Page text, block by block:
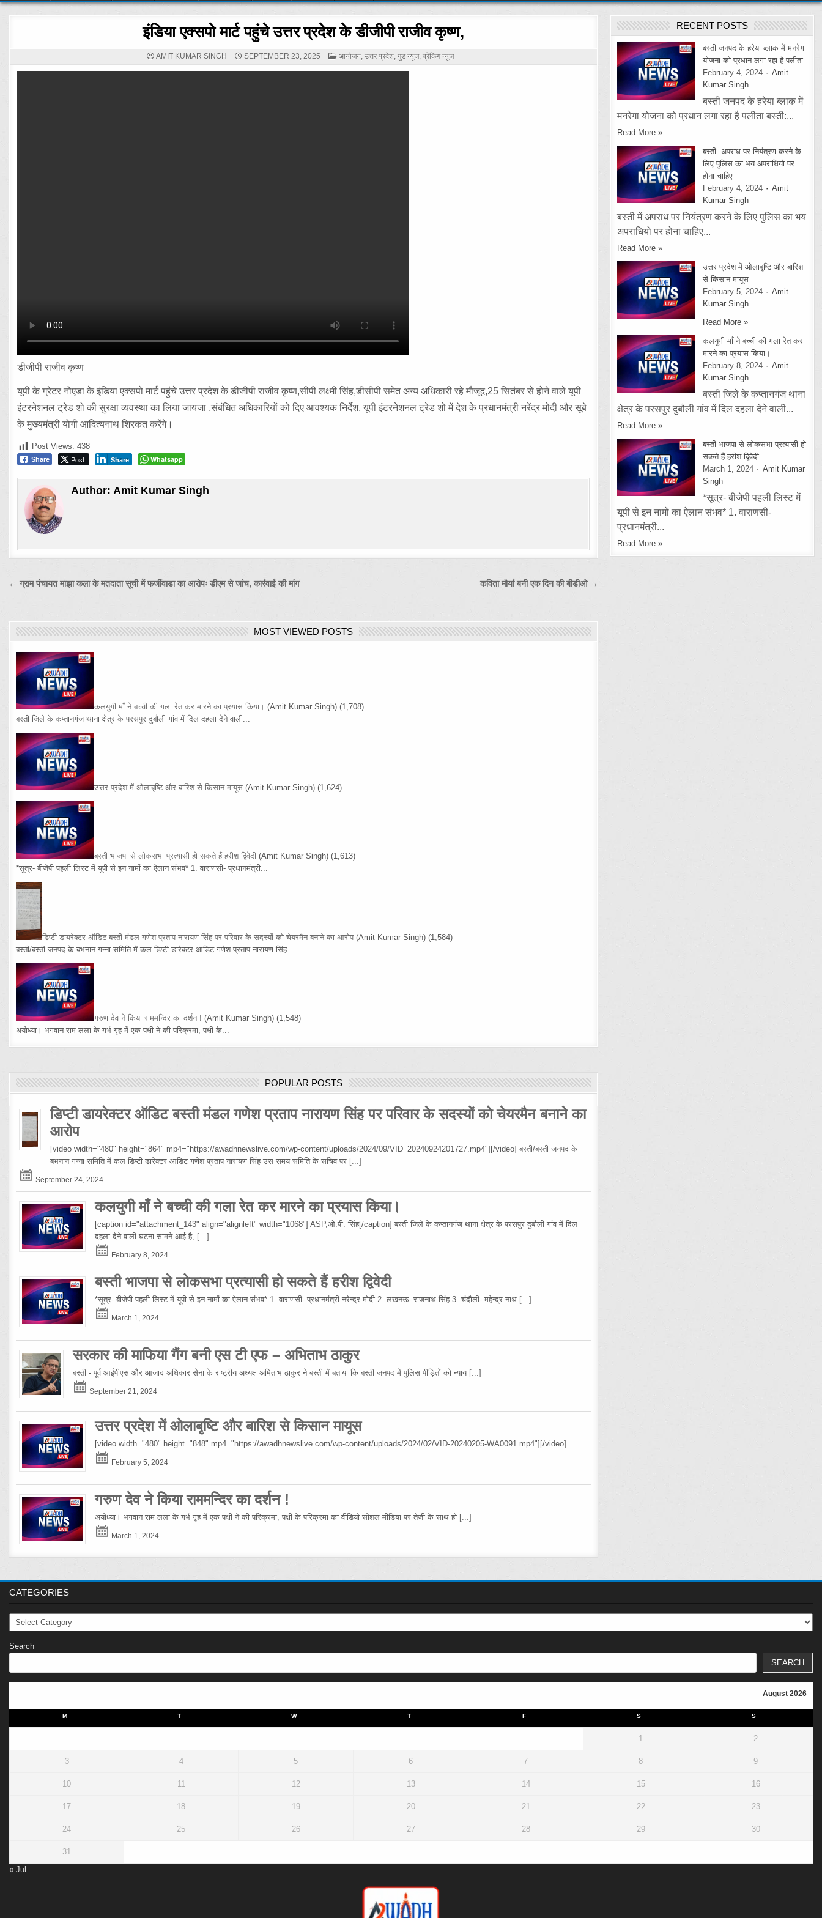
इंडिया एक्सपो मार्ट पहुंचे उत्तर प्रदेश के डीजीपी राजीव कृष्ण,
AMIT KUMAR SINGH SEPTEMBER 23, 2025
POSTED
IN
आयोजन, उत्तर प्रदेश, गुड न्यूज, ब्रेकिंग न्यूज़
डीजीपी राजीव कृष्ण
यूपी के ग्रेटर नोएडा के इंडिया एक्सपो मार्ट पहुंचे उत्तर प्रदेश के डीजीपी राजीव कृष्ण,सीपी लक्ष्मी सिंह,डीसीपी समेत अन्य अधिकारी रहे मौजूद,25 सितंबर से होने वाले यूपी
इंटरनेशनल ट्रेड शो की सुरक्षा व्यवस्था का लिया जायजा ,संबंधित अधिकारियों को दिए आवश्यक निर्देश, यूपी इंटरनेशनल ट्रेड शो में देश के प्रधानमंत्री नरेंद्र मोदी और सूबे
के मुख्यमंत्री योगी आदित्यनाथ शिरकत करेंगे।
Post Views: 438
Share Post Share Whatsapp
Author:Amit Kumar Singh
Post
कविता मौर्या बनी एक दिन की बीडीओ →
← ग्राम पंचायत माझा कला के मतदाता सूची में फर्जीवाडा का आरोपः डीएम से जांच, कार्रवाई की मांग
MOST VIEWED POSTS
कलयुगी माँ ने बच्ची की गला रेत कर मारने का प्रयास किया। (Amit Kumar Singh) (1,708)
बस्ती जिले के कप्तानगंज थाना क्षेत्र के परसपुर दुबौली गांव में दिल दहला देने वाली...
उत्तर प्रदेश में ओलाबृष्टि और बारिश से किसान मायूस (Amit Kumar Singh) (1,624)
बस्ती भाजपा से लोकसभा प्रत्यासी हो सकते हैं हरीश द्विवेदी (Amit Kumar Singh) (1,613)
*सूत्र- बीजेपी पहली लिस्ट में यूपी से इन नामों का ऐलान संभव* 1. वाराणसी- प्रधानमंत्री...
डिप्टी डायरेक्टर ऑडिट बस्ती मंडल गणेश प्रताप नारायण सिंह पर परिवार के सदस्यों को चेयरमैन बनाने का आरोप (Amit Kumar Singh) (1,584)
बस्ती/बस्ती जनपद के बभनान गन्ना समिति में कल डिप्टी डारेक्टर आडिट गणेश प्रताप नारायण सिंह...
गरुण देव ने किया राममन्दिर का दर्शन ! (Amit Kumar Singh) (1,548)
अयोध्या। भगवान राम लला के गर्भ गृह में एक पक्षी ने की परिक्रमा, पक्षी के...
POPULAR POSTS
डिप्टी डायरेक्टर ऑडिट बस्ती मंडल गणेश प्रताप नारायण सिंह पर परिवार के सदस्यों को चेयरमैन बनाने का
आरोप
[video width="480" height="864" mp4="https://awadhnewslive.com/wp-content/uploads/2024/09/VID_20240924201727.mp4"][/video] बस्ती/बस्ती जनपद के
बभनान गन्ना समिति में कल डिप्टी डारेक्टर आडिट गणेश प्रताप नारायण सिंह उस समय समिति के सचिव पर [...]
September 24, 2024
कलयुगी माँ ने बच्ची की गला रेत कर मारने का प्रयास किया।
[caption id="attachment_143" align="alignleft" width="1068"] ASP,ओ.पी. सिंह[/caption] बस्ती जिले के कप्तानगंज थाना क्षेत्र के परसपुर दुबौली गांव में दिल
दहला देने वाली घटना सामने आई है, [...]
February 8, 2024
बस्ती भाजपा से लोकसभा प्रत्यासी हो सकते हैं हरीश द्विवेदी
*सूत्र- बीजेपी पहली लिस्ट में यूपी से इन नामों का ऐलान संभव* 1. वाराणसी- प्रधानमंत्री नरेन्द्र मोदी 2. लखनऊ- राजनाथ सिंह 3. चंदौली- महेन्द्र नाथ [...]
March 1, 2024
सरकार की माफिया गैंग बनी एस टी एफ – अभिताभ ठाकुर
बस्ती - पूर्व आईपीएस और आजाद अधिकार सेना के राष्ट्रीय अध्यक्ष अमिताभ ठाकुर ने बस्ती में बताया कि बस्ती जनपद में पुलिस पीड़ितों को न्याय [...]
September 21, 2024
उत्तर प्रदेश में ओलाबृष्टि और बारिश से किसान मायूस
[video width="480" height="848" mp4="https://awadhnewslive.com/wp-content/uploads/2024/02/VID-20240205-WA0091.mp4"][/video]
February 5, 2024
गरुण देव ने किया राममन्दिर का दर्शन !
अयोध्या। भगवान राम लला के गर्भ गृह में एक पक्षी ने की परिक्रमा, पक्षी के परिक्रमा का वीडियो सोशल मीडिया पर तेजी के साथ हो [...]
March 1, 2024
RECENT POSTS
बस्ती जनपद के हरेया ब्लाक में मनरेगा
योजना को प्रधान लगा रहा है पलीता
February 4, 2024
Amit
Kumar Singh
बस्ती जनपद के हरेया ब्लाक में
मनरेगा योजना को प्रधान लगा रहा है पलीता बस्ती:...
Read More »
बस्ती: अपराध पर नियंत्रण करने के
लिए पुलिस का भय अपराधियो पर
होना चाहिए
February 4, 2024
Amit
Kumar Singh
बस्ती में अपराध पर नियंत्रण करने के लिए पुलिस का भय
अपराधियो पर होना चाहिए...
Read More »
उत्तर प्रदेश में ओलाबृष्टि और बारिश
से किसान मायूस
February 5, 2024
Amit
Kumar Singh
Read More »
कलयुगी माँ ने बच्ची की गला रेत कर
मारने का प्रयास किया।
February 8, 2024
Amit
Kumar Singh
बस्ती जिले के कप्तानगंज थाना
क्षेत्र के परसपुर दुबौली गांव में दिल दहला देने वाली...
Read More »
बस्ती भाजपा से लोकसभा प्रत्यासी हो
सकते हैं हरीश द्विवेदी
March 1, 2024
Amit Kumar
Singh
*सूत्र- बीजेपी पहली लिस्ट में
यूपी से इन नामों का ऐलान संभव* 1. वाराणसी-
प्रधानमंत्री...
Read More »
CATEGORIES
Categories
Search
SEARCH
August 2026
M T W T F S S
1 2
3 4 5 6 7 8 9
10 11 12 13 14 15 16
17 18 19 20 21 22 23
24 25 26 27 28 29 30
31
« Jul